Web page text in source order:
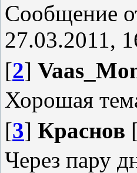
Сообщение
27.03.2011,
[2]
Хорошая
[3] Краснов
Через пару